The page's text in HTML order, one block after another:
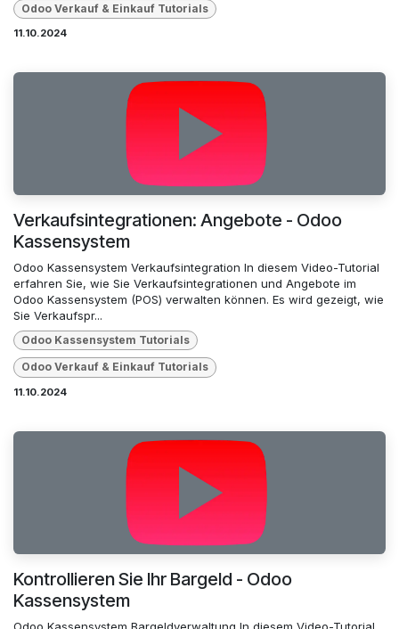
Odoo Verkauf & Einkauf Tutorials
11.10.2024
Verkaufsintegrationen: Angebote - Odoo
Kassensystem
Odoo Kassensystem Verkaufsintegration In diesem Video-Tutorial
erfahren Sie, wie Sie Verkaufsintegrationen und Angebote im
Odoo Kassensystem (POS) verwalten können. Es wird gezeigt, wie
Sie Verkaufspr...
Odoo Kassensystem Tutorials
Odoo Verkauf & Einkauf Tutorials
11.10.2024
Kontrollieren Sie Ihr Bargeld - Odoo
Kassensystem
Odoo Kassensystem Bargeldverwaltung In diesem Video-Tutorial